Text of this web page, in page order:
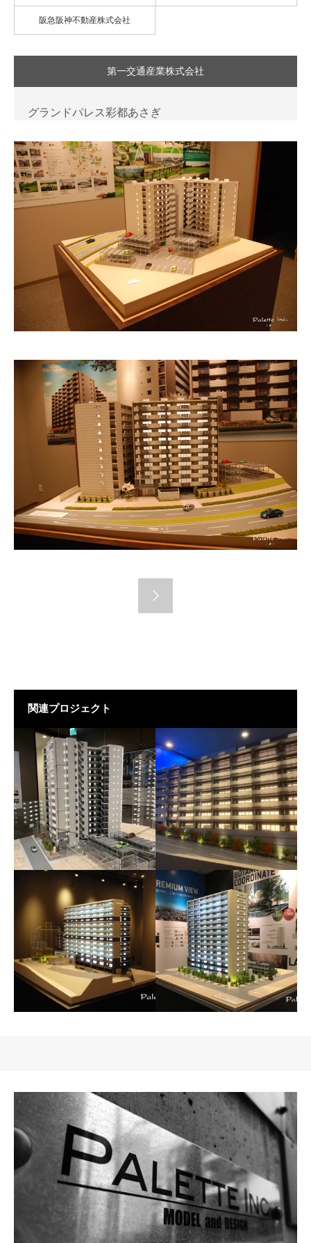
阪急阪神不動産株式会社
第一交通産業株式会社
グランドパレス彩都あさぎ
関連プロジェクト
グランドパレス近江八幡 グランドパレス御影山手